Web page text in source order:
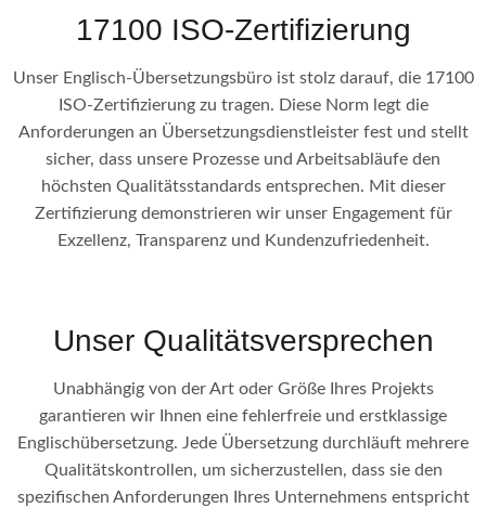
17100 ISO-Zertifizierung
Unser Englisch-Übersetzungsbüro ist stolz darauf, die 17100
ISO-Zertifizierung zu tragen. Diese Norm legt die
Anforderungen an Übersetzungsdienstleister fest und stellt
sicher, dass unsere Prozesse und Arbeitsabläufe den
höchsten Qualitätsstandards entsprechen. Mit dieser
Zertifizierung demonstrieren wir unser Engagement für
Exzellenz, Transparenz und Kundenzufriedenheit.
Unser Qualitätsversprechen
Unabhängig von der Art oder Größe Ihres Projekts
garantieren wir Ihnen eine fehlerfreie und erstklassige
Englischübersetzung. Jede Übersetzung durchläuft mehrere
Qualitätskontrollen, um sicherzustellen, dass sie den
spezifischen Anforderungen Ihres Unternehmens entspricht